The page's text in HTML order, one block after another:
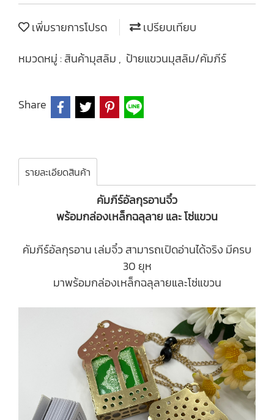
เพิ่มรายการโปรด
เปรียบเทียบ
หมวดหมู่ :สินค้ามุสลิม , ป้ายแขวนมุสลิม/คัมภีร์
Share
รายละเอียดสินค้า
คัมภีร์อัลกุรอานจิ๋ว
พร้อมกล่องเหล็กฉลุลาย และ โซ่แขวน
คัมภีร์อัลกุรอาน เล่มจิ๋ว สามารถเปิดอ่านได้จริง มีครบ
30 ยุห
มาพร้อมกล่องเหล็กฉลุลายและโซ่แขวน